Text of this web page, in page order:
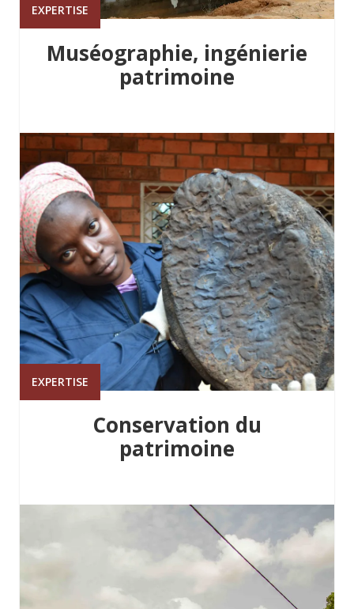
EXPERTISE
Muséographie, ingénierie
patrimoine
EXPERTISE
Conservation du
patrimoine